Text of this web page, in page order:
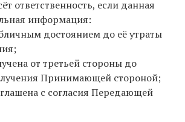
ответственность, если данная
информация:
достоянием до её утраты
от третьей стороны до
Принимающей стороной;
с согласия Передающей